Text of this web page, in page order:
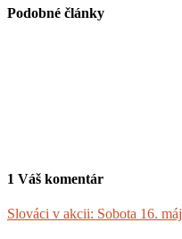
Podobné články
1 Váš komentár
Slováci v akcii: Sobota 16. máj